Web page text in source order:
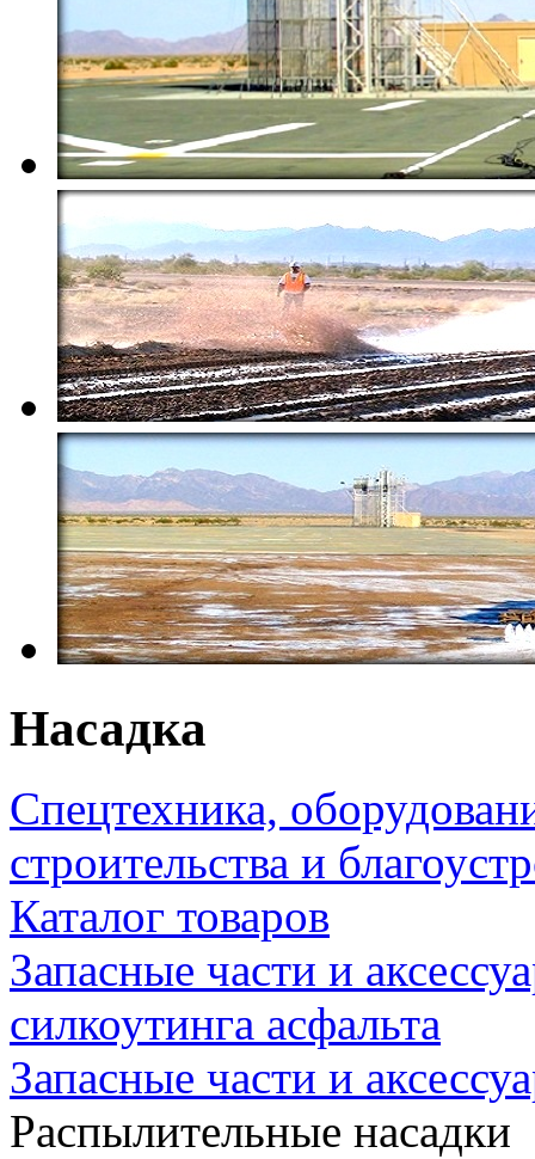
Насадка
Спецтехника,
строительства и
Каталог товаров
Запасные части и
силкоутинга асфальта
Запасные части и
Распылительные насадки